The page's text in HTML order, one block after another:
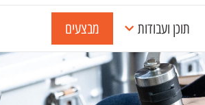
תוכן ועבודות מבצעים